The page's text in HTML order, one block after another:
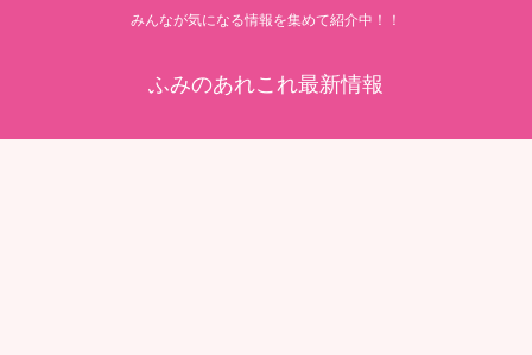
みんなが気になる情報を集めて紹介中！！
ふみのあれこれ最新情報